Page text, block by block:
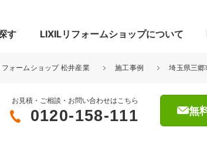
す LIXILリフォームショップについて
ォームショップ 松井産業 施工事例 埼玉県三郷市N様邸洗面
お見積・ご相談・お問い合わせはこちら
0120-158-111 無